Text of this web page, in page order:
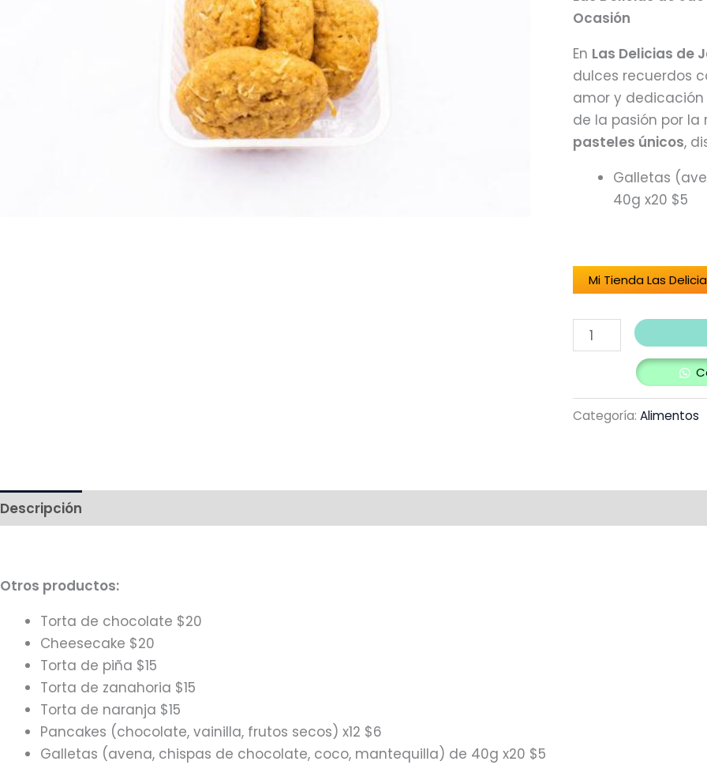
Ocasión
En Las Delicias de
dulces recuerdos
amor y
de la pasión por la
pasteles únicos,
Galletas
40g x20 $5
Mi Tienda Las
Jacqui
cantidad
Categoría: Alimentos
Descripción
Otros productos:
Torta de chocolate $20
Cheesecake $20
Torta de piña $15
Torta de zanahoria $15
Torta de naranja $15
Pancakes (chocolate, vainilla, frutos secos) x12 $6
Galletas (avena, chispas de chocolate, coco, mantequilla) de 40g x20 $5